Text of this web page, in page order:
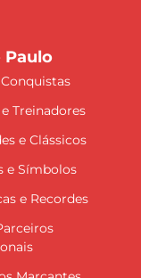
Paulo
Treinadores
e Clássicos
e Símbolos
e Recordes